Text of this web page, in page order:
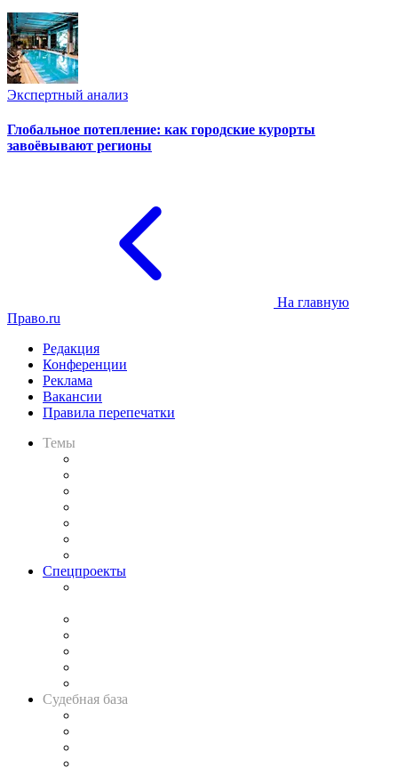
Экспертный анализ
Глобальное потепление: как городские курорты
завоёвывают регионы
На главную
Право.ru
Редакция
Конференции
Реклама
Вакансии
Правила перепечатки
Темы
Спецпроекты
Судебная база